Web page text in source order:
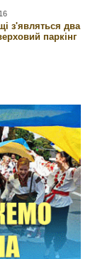
з'являться два
паркінг